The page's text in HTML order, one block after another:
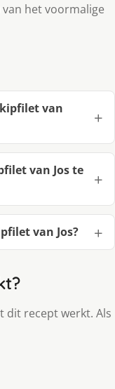
het voormalige
van
van Jos te
van Jos?
dit recept werkt. Als